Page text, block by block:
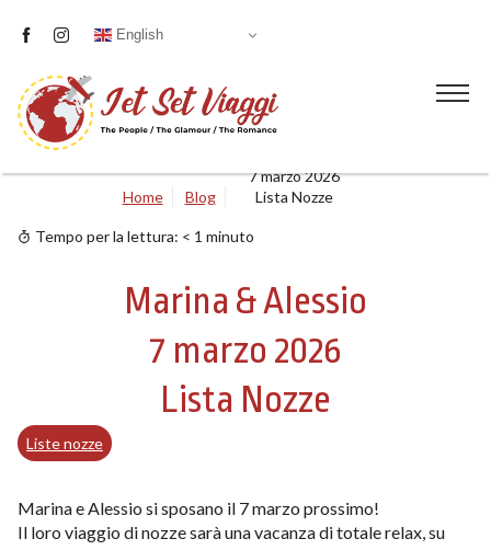
English
Visite guidate
Blog
Contatti
Home Blog
7 marzo 2026
Lista Nozze
Tempo per la lettura: < 1 minuto
Marina & Alessio
7 marzo 2026
Lista Nozze
Liste nozze
Marina e Alessio si sposano il 7 marzo prossimo!
Il loro viaggio di nozze sarà una vacanza di totale relax, su